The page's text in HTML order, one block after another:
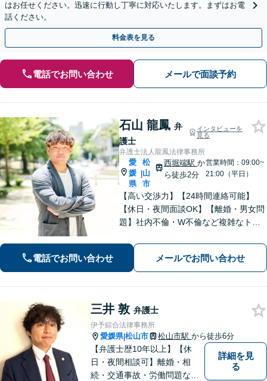
はお任せください。迅速に行動し丁寧に対応いたします。まずはお電
話ください。
料金表を見る
電話でお問い合わせ メールで面談予約
石山 龍鳳 弁
護士
インタビューを
見る
弁護士法人龍鳳法律事務所
愛
媛
県
|
松
山
市
西堀端駅 か
ら徒歩2分
営業時間：09:00~
21:00（平日）
【高い交渉力】【24時間連絡可能】
【休日・夜間面談OK】【離婚・男女問
題】社内不倫・W不倫など複雑なトラ
求や退職代行もお受けします。【刑事
事件】刑事事件は１分１秒が勝負で
す。迅速に対応します。
電話でお問い合わせ メールでお問い合わせ
三井 敦 弁護士
伊予綜合法律事務所
愛媛県|松山市 松山市駅 から徒歩6分
【弁護士歴10年以上】【休
日・夜間相談可】離婚・相
続・交通事故・労働問題など
詳細を見
る